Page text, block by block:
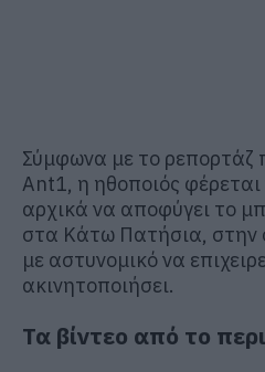
Σύμφωνα με το ρεπορτάζ
Ant1, η ηθοποιός
αρχικά να αποφύγει το
στα Κάτω Πατήσια, στην
με αστυνομικό να
ακινητοποιήσει.
Τα βίντεο από το